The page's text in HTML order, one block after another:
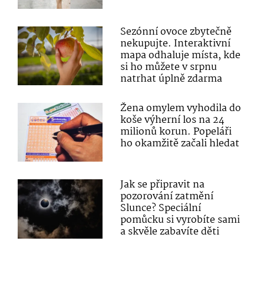
Sezónní ovoce zbytečně
nekupujte. Interaktivní
mapa odhaluje místa, kde
si ho můžete v srpnu
natrhat úplně zdarma
Žena omylem vyhodila do
koše výherní los na 24
milionů korun. Popeláři
ho okamžitě začali hledat
Jak se připravit na
pozorování zatmění
Slunce? Speciální
pomůcku si vyrobíte sami
a skvěle zabavíte děti